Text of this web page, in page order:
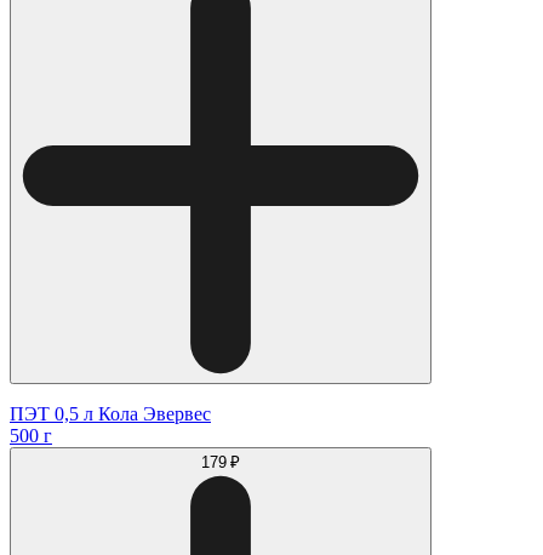
ПЭТ 0,5 л Кола Эвервес
500 г
179 ₽